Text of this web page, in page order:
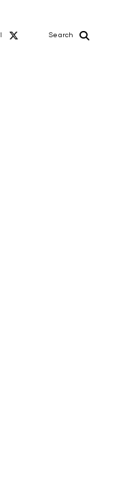
Search